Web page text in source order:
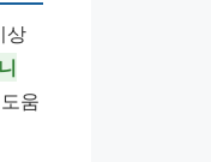
상
움